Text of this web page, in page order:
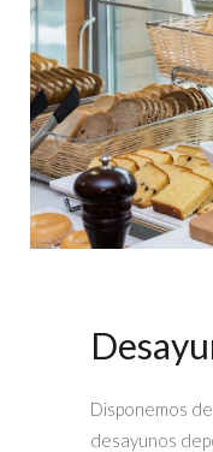
Disponemos
desayunos